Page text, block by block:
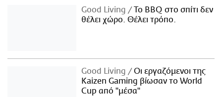
Good Living
Το BBQ στο σπίτι δεν
θέλει χώρο. Θέλει τρόπο.
Good Living
Οι εργαζόμενοι της
Kaizen Gaming βίωσαν το World
Cup από "μέσα"